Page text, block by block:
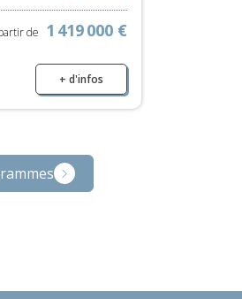
de 1 419 000 €
+ d'infos